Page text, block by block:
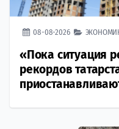
08-08-2026
«Пока ситуация
рекордов